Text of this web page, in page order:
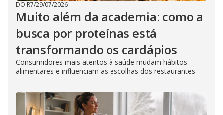
DO R7/29/07/2026
Muito além da academia: como a
busca por proteínas está
transformando os cardápios
Consumidores mais atentos à saúde mudam hábitos
alimentares e influenciam as escolhas dos restaurantes